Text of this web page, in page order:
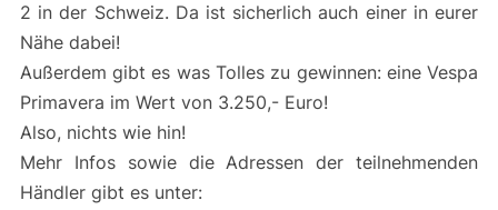
2 in der Schweiz. Da ist sicherlich auch einer in eurer
Nähe dabei!
Außerdem gibt es was Tolles zu gewinnen: eine Vespa
Primavera im Wert von 3.250,- Euro!
Also, nichts wie hin!
Mehr Infos sowie die Adressen der teilnehmenden
Händler gibt es unter: